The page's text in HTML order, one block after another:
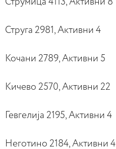
Струга 2981, Активни 4
Кочани 2789, Активни 5
Кичево 2570, Активни 22
Гевгелија 2195, Активни 4
Неготино 2184, Активни 4